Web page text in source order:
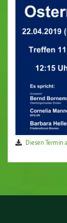
Diesen Termin